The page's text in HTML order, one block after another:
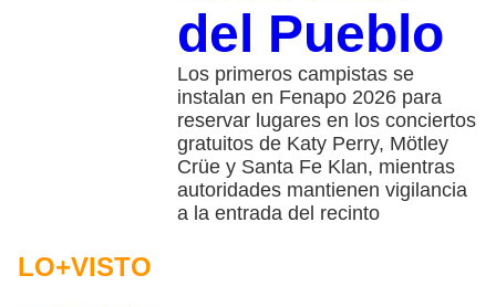
del Pueblo
Los primeros campistas se
instalan en Fenapo 2026 para
reservar lugares en los conciertos
gratuitos de Katy Perry, Mötley
Crüe y Santa Fe Klan, mientras
autoridades mantienen vigilancia
a la entrada del recinto
LO+VISTO